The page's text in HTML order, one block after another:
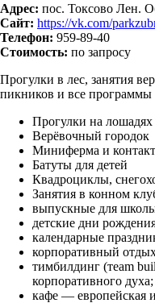
Адрес: пос. Токсово Лен.
Сайт: https://vk.com/
Телефон: 959-89-40
Стоимость: по запросу
Прогулки в лес, занятия
пикников и все программы
Прогулки на
Верёвочный городок
Миниферма и
Батуты для детей
Квадроциклы,
Занятия в конном
выпускные для
детские дни
календарные
корпоративный
тимбилдинг (тeam
корпоративного духа;
кафе — европейская